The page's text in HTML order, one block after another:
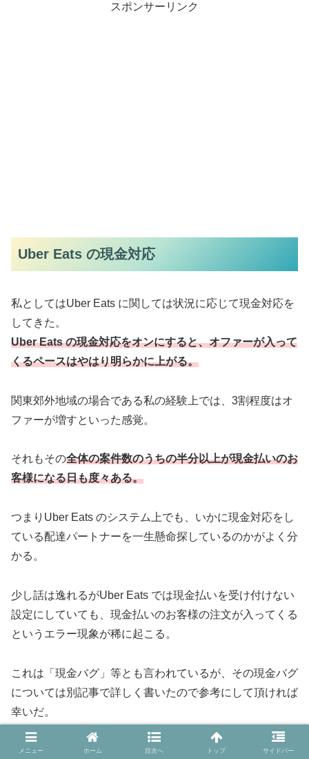
スポンサーリンク
Uber Eats の現金対応
私としてはUber Eats に関しては状況に応じて現金対応を
してきた。
Uber Eats の現金対応をオンにすると、オファーが入って
くるペースはやはり明らかに上がる。
関東郊外地域の場合である私の経験上では、3割程度はオ
ファーが増すといった感覚。
それもその全体の案件数のうちの半分以上が現金払いのお
客様になる日も度々ある。
つまりUber Eats のシステム上でも、いかに現金対応をし
ている配達パートナーを一生懸命探しているのかがよく分
かる。
少し話は逸れるがUber Eats では現金払いを受け付けない
設定にしていても、現金払いのお客様の注文が入ってくる
というエラー現象が稀に起こる。
これは「現金バグ」等とも言われているが、その現金バグ
については別記事で詳しく書いたので参考にして頂ければ
幸いだ。
Uber Eats ドライバーアプリで「現金バグ」が起
メニュー ホーム 目次へ トップ サイドバー